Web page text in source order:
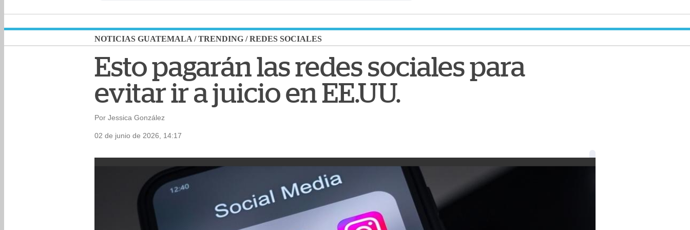
NOTICIAS GUATEMALA /TRENDING /REDES SOCIALES
Esto pagarán las redes sociales para
evitar ir a juicio en EE.UU.
Por Jessica González
02 de junio de 2026, 14:17